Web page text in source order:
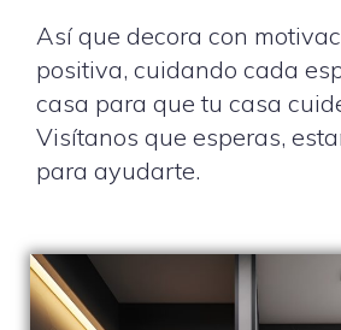
Así que decora con
positiva, cuidando cada
casa para que tu casa
Visítanos que esperas,
para ayudarte.